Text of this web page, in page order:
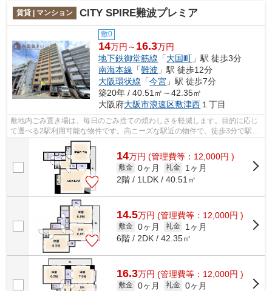
賃貸 | マンション CITY SPIRE難波プレミア
敷0
14万円～ 16.3万円
地下鉄御堂筋線 「大国町 」駅 徒歩3分
南海本線 「難波 」駅 徒歩12分
大阪環状線 「今宮 」駅 徒歩7分
築20年 / 40.51㎡～42.35㎡
大阪府大阪市浪速区敷津西 １丁目
敷地内ごみ置き場は、毎日のごみ捨ての煩わしさを軽減します。目的に応じ
て選べる2駅利用可能な物件です。高ニーズな駅近の物件で、徒歩3分で駅に
行くことができます。新着情報：CITY ...
14万円 (管理費等：12,000円 )
敷金 0ヶ月 礼金
1ヶ月
2階 / 1LDK / 40.51㎡
14.5万円 (管理費等：12,000円 )
敷金 0ヶ月 礼金
1ヶ月
6階 / 2DK / 42.35㎡
16.3万円 (管理費等：12,000円 )
敷金 0ヶ月 礼金 0ヶ月